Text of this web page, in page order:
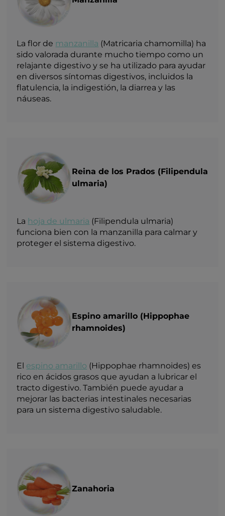
La flor de manzanilla (Matricaria chamomilla) ha
sido valorada durante mucho tiempo como un
relajante digestivo y se ha utilizado para ayudar
en diversos síntomas digestivos, incluidos la
flatulencia, la indigestión, la diarrea y las
náuseas.
Reina de los Prados (Filipendula
ulmaria)
La hoja de ulmaria (Filipendula ulmaria)
funciona bien con la manzanilla para calmar y
proteger el sistema digestivo.
Espino amarillo (Hippophae
rhamnoides)
El espino amarillo (Hippophae rhamnoides) es
rico en ácidos grasos que ayudan a lubricar el
tracto digestivo. También puede ayudar a
mejorar las bacterias intestinales necesarias
para un sistema digestivo saludable.
Zanahoria